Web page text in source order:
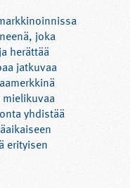
joka
herättää
jatkuvaa
yhdistää
erityisen